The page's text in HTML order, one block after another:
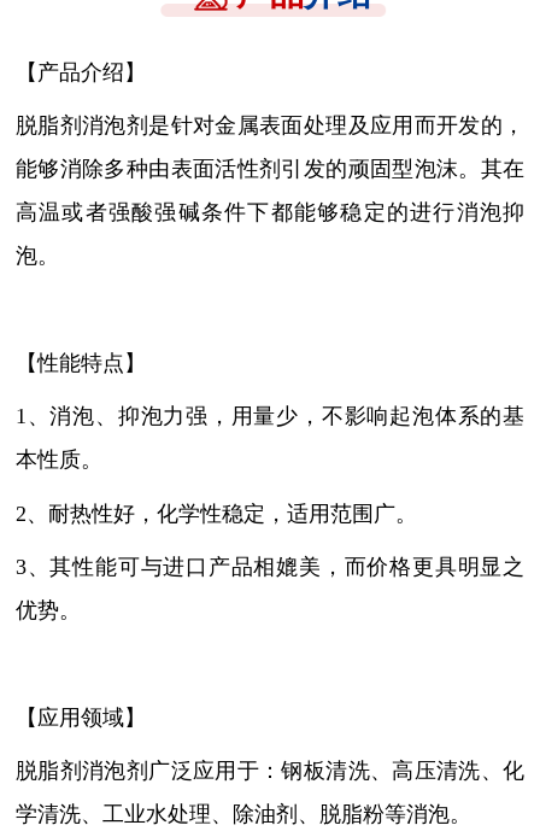
【产品介绍】
脱脂剂消泡剂是针对金属表面处理及应用而开发的，
能够消除多种由表面活性剂引发的顽固型泡沫。其在
高温或者强酸强碱条件下都能够稳定的进行消泡抑
泡。
【性能特点】
1、消泡、抑泡力强，用量少，不影响起泡体系的基
本性质。
2、耐热性好，化学性稳定，适用范围广。
3、其性能可与进口产品相媲美，而价格更具明显之
优势。
【应用领域】
脱脂剂消泡剂广泛应用于：钢板清洗、高压清洗、化
学清洗、工业水处理、除油剂、脱脂粉等消泡。